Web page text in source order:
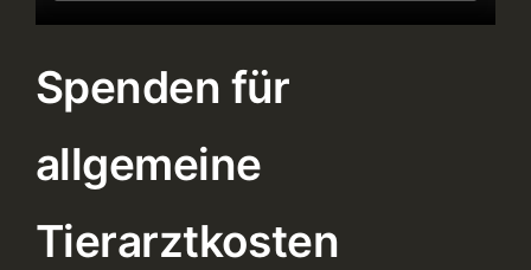
Spenden für
allgemeine
Tierarztkosten